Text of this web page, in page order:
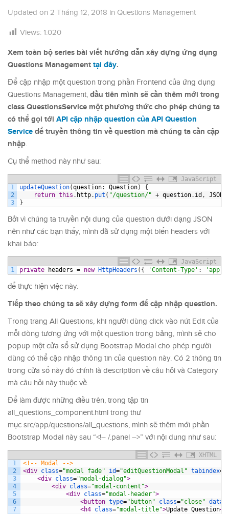
Updated on 2 Tháng 12, 2018 in Questions Management
Views: 1.020
Xem toàn bộ series bài viết hướng dẫn xây dựng ứng dụng
Questions Management tại đây.
Để cập nhập một question trong phần Frontend của ứng dụng
Questions Management, đầu tiên mình sẽ cần thêm mới trong
class QuestionsService một phương thức cho phép chúng ta
có thể gọi tới API cập nhập question của API Question
Service để truyền thông tin về question mà chúng ta cần cập
nhập.
Cụ thể method này như sau:
JavaScript
1
2
3
updateQuestion(question: Question)
{
return this . http. put ( "/question/" + question. id , JSON
}
Bởi vì chúng ta truyền nội dung của question dưới dạng JSON
nên như các bạn thấy, mình đã sử dụng một biến headers với
khai báo:
JavaScript
1
private headers = new HttpHeaders ( { 'Content-Type' :
để thực hiện việc này.
Tiếp theo chúng ta sẽ xây dựng form để cập nhập question.
Trong trang All Questions, khi người dùng click vào nút Edit của
mỗi dòng tương ứng với một question trong bảng, mình sẽ cho
popup một cửa sổ sử dụng Bootstrap Modal cho phép người
dùng có thể cập nhập thông tin của question này. Có 2 thông tin
trong cửa sổ này đó chính là description về câu hỏi và Category
mà câu hỏi này thuộc về.
Để làm được những điều trên, trong tập tin
all_questions_component.html trong thư
mục src/app/questions/all_questions, mình sẽ thêm mới phần
Bootstrap Modal này sau “<!– /.panel –>” với nội dung như sau:
XHTML
1
2
3
4
5
6
7
<!-- Modal -->
<div class="modal fade" id="editQuestionModal" tabindex=
<div class="modal-dialog">
<div class="modal-content">
<div class="modal-header">
<button type="button" class="close" data-
<h4 class="modal-title">Update Question</